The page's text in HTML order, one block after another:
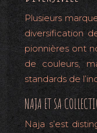
Plusieurs
diversification
pionnières ont
de couleurs,
standards de
NAJA ET SA
Naja s’est